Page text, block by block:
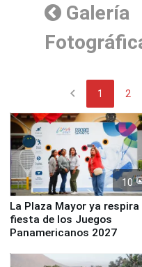
Galería
chevron_left 1 2
10
La Plaza Mayor ya respira
fiesta de los Juegos
Panamericanos 2027